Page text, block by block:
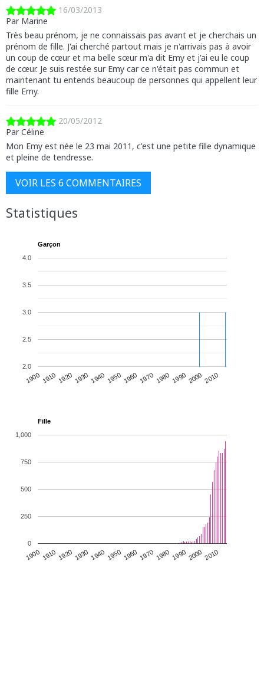
16/03/2013
Par Marine
Très beau prénom, je ne connaissais pas avant et je cherchais un
prénom de fille. J'ai cherché partout mais je n'arrivais pas à avoir
un coup de cœur et ma belle sœur m'a dit Emy et j'ai eu le coup
de cœur. Je suis restée sur Emy car ce n'était pas commun et
maintenant tu entends beaucoup de personnes qui appellent leur
fille Emy.
20/05/2012
Par Céline
Mon Emy est née le 23 mai 2011, c'est une petite fille dynamique
et pleine de tendresse.
VOIR LES 6 COMMENTAIRES
Statistiques
Garçon
1900 1910 1920 1930 1940 1950 1960 1970 1980 1990 2000 2010
2.0
2.5
3.0
3.5
4.0
Fille
1900 1910 1920 1930 1940 1950 1960 1970 1980 1990 2000 2010
0
250
500
750
1,000